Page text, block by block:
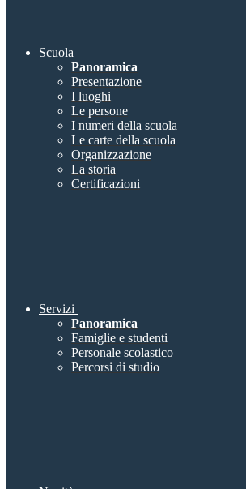
Scuola
Panoramica
Presentazione
I luoghi
Le persone
I numeri della scuola
Le carte della scuola
Organizzazione
La storia
Certificazioni
Servizi
Panoramica
Famiglie e studenti
Personale scolastico
Percorsi di studio